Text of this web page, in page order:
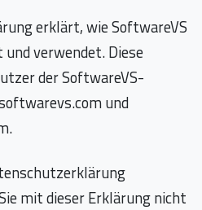
erklärt, wie SoftwareVS
verwendet. Diese
der SoftwareVS-
und
mit dieser Erklärung nicht